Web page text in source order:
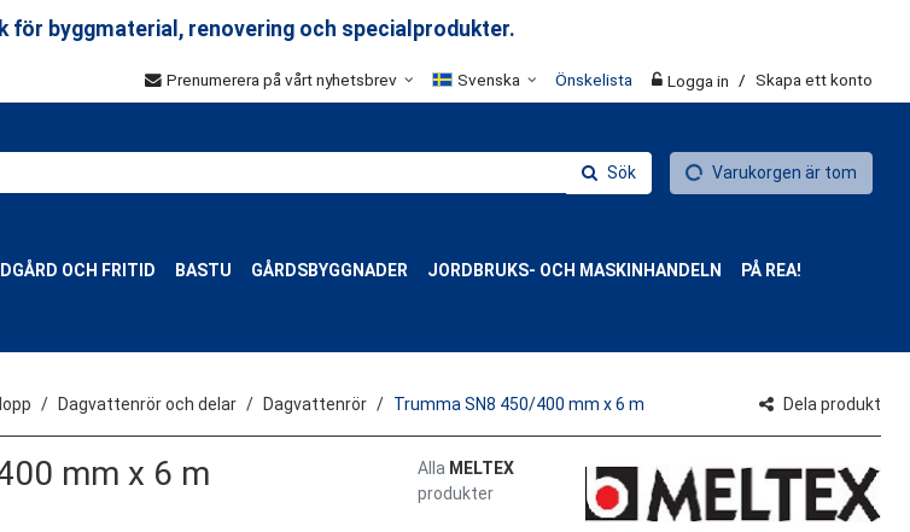
för byggmaterial, renovering och specialprodukter.
Prenumerera på vårt nyhetsbrev Svenska Önskelista Logga in / Skapa ett konto
Sök Varukorgen är tom
OCH FRITID BASTU GÅRDSBYGGNADER JORDBRUKS- OCH MASKINHANDELN PÅ REA!
Dela produkt
Dagvattenrör och delar Dagvattenrör Trumma SN8 450/400 mm x 6 m
mm x 6 m Alla MELTEX
produkter